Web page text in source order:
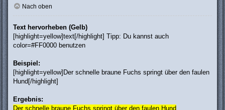
Nach oben
Text hervorheben (Gelb)
[highlight=yellow]text[/highlight] Tipp: Du kannst auch
color=#FF0000 benutzen
Beispiel:
[highlight=yellow]Der schnelle braune Fuchs springt über den faulen
Hund[/highlight]
Ergebnis:
Der schnelle braune Fuchs springt über den faulen Hund